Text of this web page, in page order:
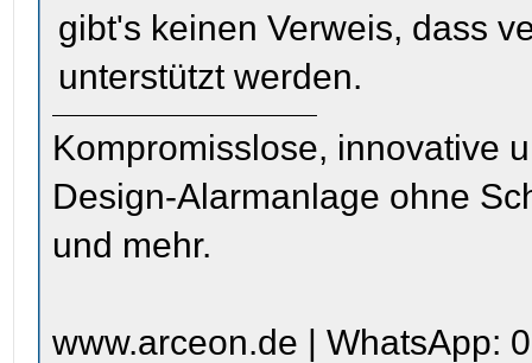
gibt's keinen Verweis, dass
unterstützt werden.
Kompromisslose, innovative
Design-Alarmanlage ohne
und mehr.
www.arceon.de | WhatsApp: